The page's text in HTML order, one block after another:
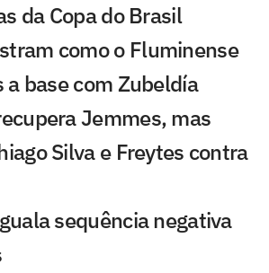
da Copa do Brasil
como o Fluminense
base com Zubeldía
Jemmes, mas
Silva e Freytes contra
sequência negativa